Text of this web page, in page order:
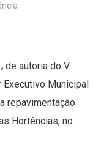
de autoria do V.
Municipal
repavimentação
Hortências, no